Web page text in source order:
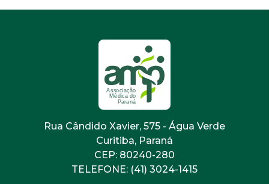
Rua Cândido Xavier, 575 - Água Verde
Curitiba, Paraná
CEP: 80240-280
TELEFONE: (41) 3024-1415